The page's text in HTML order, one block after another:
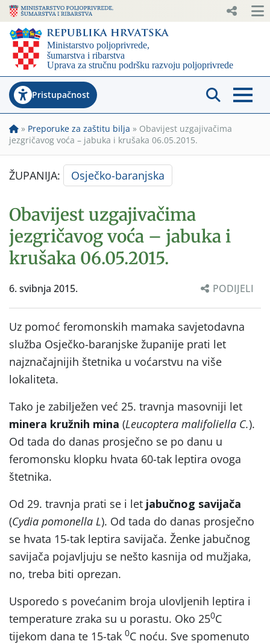
Pristupačnost
» Preporuke za zaštitu bilja » Obavijest uzgajivačima
jezgričavog voća – jabuka i krušaka 06.05.2015.
ŽUPANIJA: Osječko-baranjska
Obavijest uzgajivačima
jezgričavog voća – jabuka i
krušaka 06.05.2015.
6. svibnja 2015. PODIJELI
Uz pomoć feromonskih mamaka savjetodavna
služba Osječko-baranjske županije prati let
najznačajnijih štetnika u voćarstvu na više
lokaliteta.
Tako je zabilježen već 25. travnja masovniji let
minera kružnih mina (Leucoptera malifoliella C.).
Od tada do danas prosječno se po danu u
feromonsku klopku hvata 60-tak leptira ovoga
štetnika.
Od 29. travnja prati se i let jabučnog savijača
(Cydia pomonella L). Od tada do danas prosječno
se hvata 15-tak leptira savijača. Ženke jabučnog
savijača pojavljuju se nešto kasnija od mužjaka,
no, treba biti oprezan.
Usporedo s povećanim broja ulovljenih leptira i
temperature zraka su u porastu. Oko 250C
tijekom dana te 15-tak 0C noću. Sve spomenuto